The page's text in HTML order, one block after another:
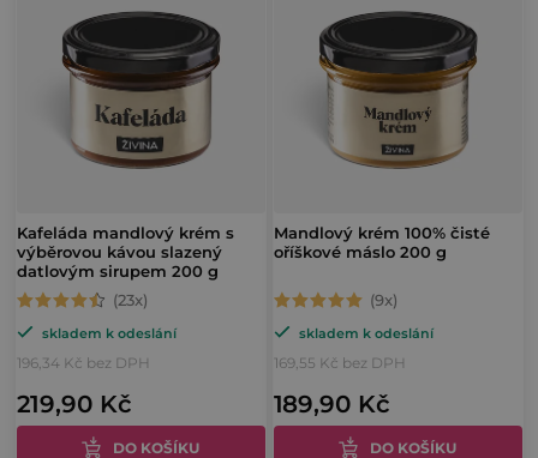
n
í
p
r
o
u
t
ů
o
d
u
k
ů
Kafeláda mandlový krém s
výběrovou kávou slazený
datlovým sirupem 200 g
Průměrné
hodnocení
produktu
je
4,9
skladem k odeslání
196,34 Kč bez DPH
219,90 Kč
DO KOŠÍKU
Mandlový krém 100% čisté
oříškové máslo 200 g
Průměrné
hodnocení
produktu
je
5,0
skladem k odeslání
169,55 Kč bez DPH
189,90 Kč
DO KOŠÍKU